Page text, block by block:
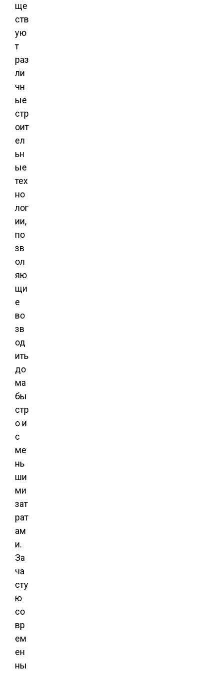
ще
ств
ую
т
раз
ли
чн
ые
стр
оит
ел
ьн
ые
тех
но
лог
ии,
по
зв
ол
яю
щи
е
во
зв
од
ить
до
ма
бы
стр
о и
с
ме
нь
ши
ми
зат
рат
ам
и.
За
ча
сту
ю
со
вр
ем
ен
ны